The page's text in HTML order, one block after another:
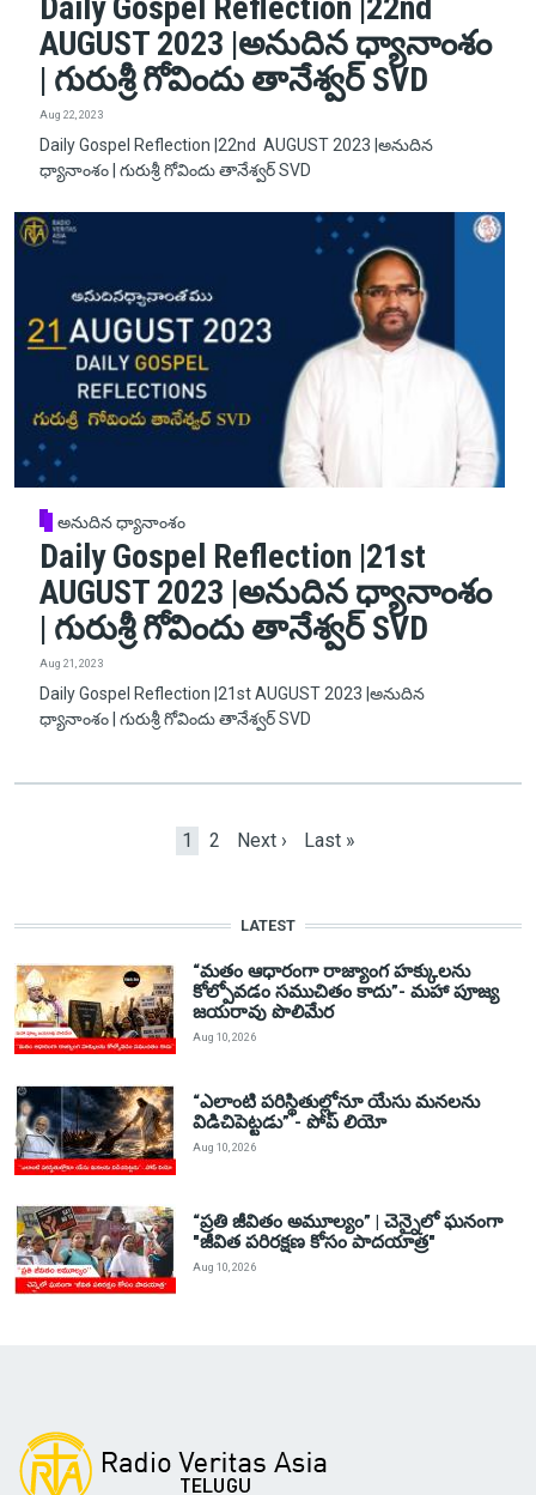
AUGUST 2023 |అనుదిన ధ్యానాంశం
| గురుశ్రీ గోవిందు తానేశ్వర్ SVD
Aug 22, 2023
Daily Gospel Reflection |22nd AUGUST 2023 |అనుదిన
ధ్యానాంశం | గురుశ్రీ గోవిందు తానేశ్వర్ SVD
అనుదిన ధ్యానాంశం
Daily Gospel Reflection |21st
AUGUST 2023 |అనుదిన ధ్యానాంశం
| గురుశ్రీ గోవిందు తానేశ్వర్ SVD
Aug 21, 2023
Daily Gospel Reflection |21st AUGUST 2023 |అనుదిన
ధ్యానాంశం | గురుశ్రీ గోవిందు తానేశ్వర్ SVD
Current page
1 Page
2 Next page
Next › Last page
Last »
LATEST
“మతం ఆధారంగా రాజ్యాంగ హక్కులను
కోల్పోవడం సముచితం కాదు”- మహా పూజ్య
జయరావు పొలిమేర
Aug 10, 2026
“ఎలాంటి పరిస్థితుల్లోనూ యేసు మనలను
విడిచిపెట్టడు” - పోప్ లియో
Aug 10, 2026
“ప్రతి జీవితం అమూల్యం” | చెన్నైలో ఘనంగా
"జీవిత పరిరక్షణ కోసం పాదయాత్ర"
Aug 10, 2026